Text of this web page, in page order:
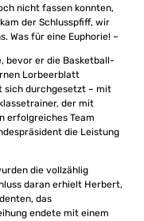
nicht fassen konnten,
der Schlusspfiff, wir
Was für eine Euphorie! –
bevor er die Basketball-
Lorbeerblatt
sich durchgesetzt – mit
der mit
erfolgreiches Team
die Leistung
die vollzählig
daran erhielt Herbert,
das
endete mit einem